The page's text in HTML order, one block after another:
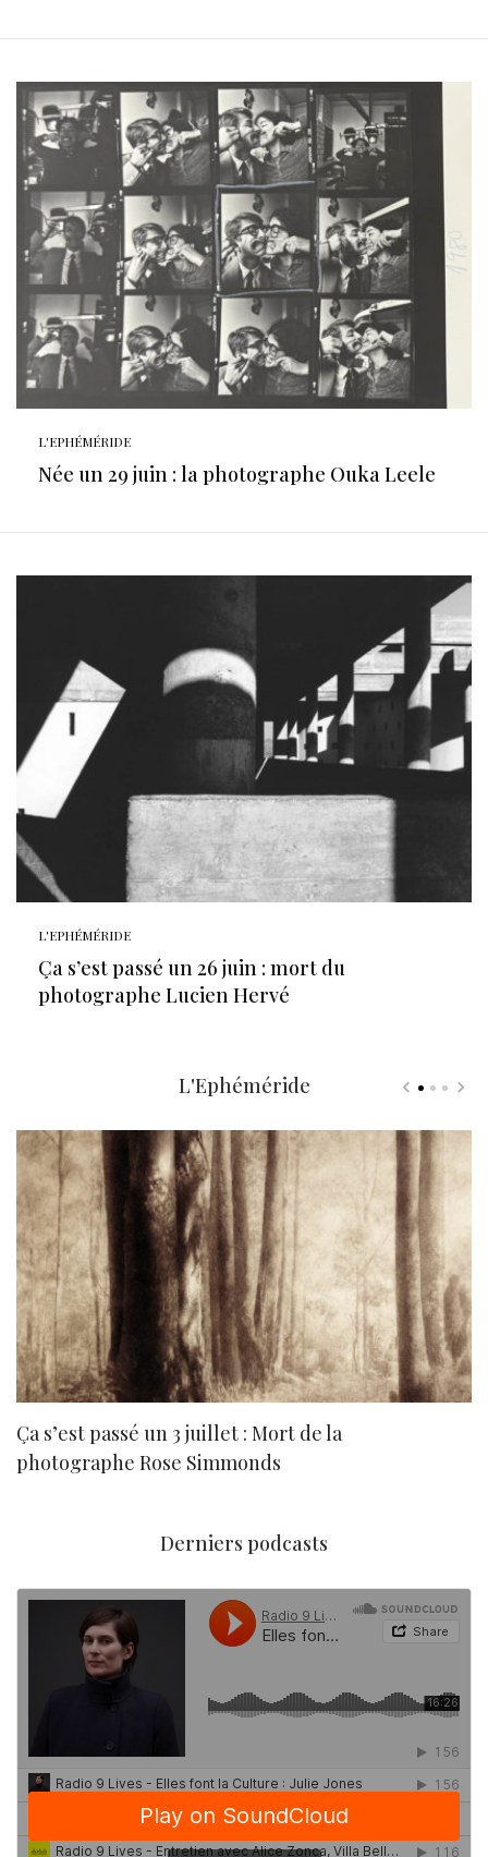
L'EPHÉMÉRIDE
Née un 29 juin : la photographe Ouka Leele
L'EPHÉMÉRIDE
Ça s’est passé un 26 juin : mort du
photographe Lucien Hervé
L'Ephéméride
Ça s’est passé un 3 juillet : Mort de la
photographe Rose Simmonds
Derniers podcasts